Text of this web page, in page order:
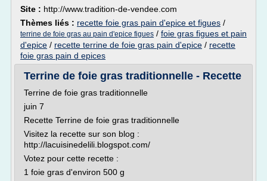
Site : http://www.tradition-de-vendee.com
Thèmes liés : recette foie gras pain d'epice et figues /
terrine de foie gras au pain d'epice figues / foie gras figues et pain
d'epice / recette terrine de foie gras pain d'epice / recette
foie gras pain d epices
Terrine de foie gras traditionnelle - Recette
Terrine de foie gras traditionnelle
juin 7
Recette Terrine de foie gras traditionnelle
Visitez la recette sur son blog :
http://lacuisinedelili.blogspot.com/
Votez pour cette recette :
1 foie gras d'environ 500 g